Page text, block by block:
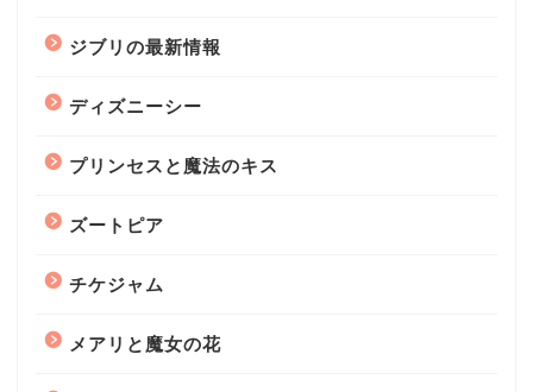
ジブリの最新情報
ディズニーシー
プリンセスと魔法のキス
ズートピア
チケジャム
メアリと魔女の花